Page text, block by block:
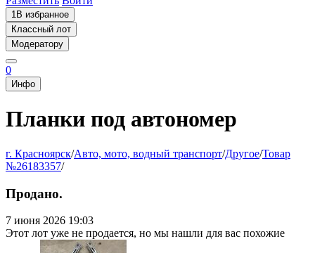
1В избранное
Классный лот
Модератору
0
Инфо
Планки под автономер
г. Красноярск/Авто, мото, водный транспорт/Другое/Товар
№26183357/
Продано.
7 июня 2026 19:03
Этот лот уже не продается, но мы нашли для вас похожие